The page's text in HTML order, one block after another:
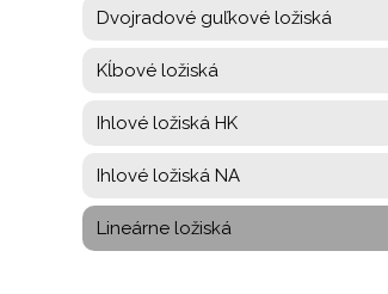
Dvojradové guľkové ložiská
Kĺbové ložiská
Ihlové ložiská HK
Ihlové ložiská NA
Lineárne ložiská